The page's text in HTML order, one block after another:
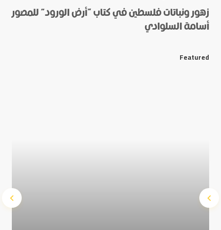
E-mail
*
زهور ونباتات فلسطين في كتاب “أرض الورود” للمصور
أسامة السلوادي
Featured